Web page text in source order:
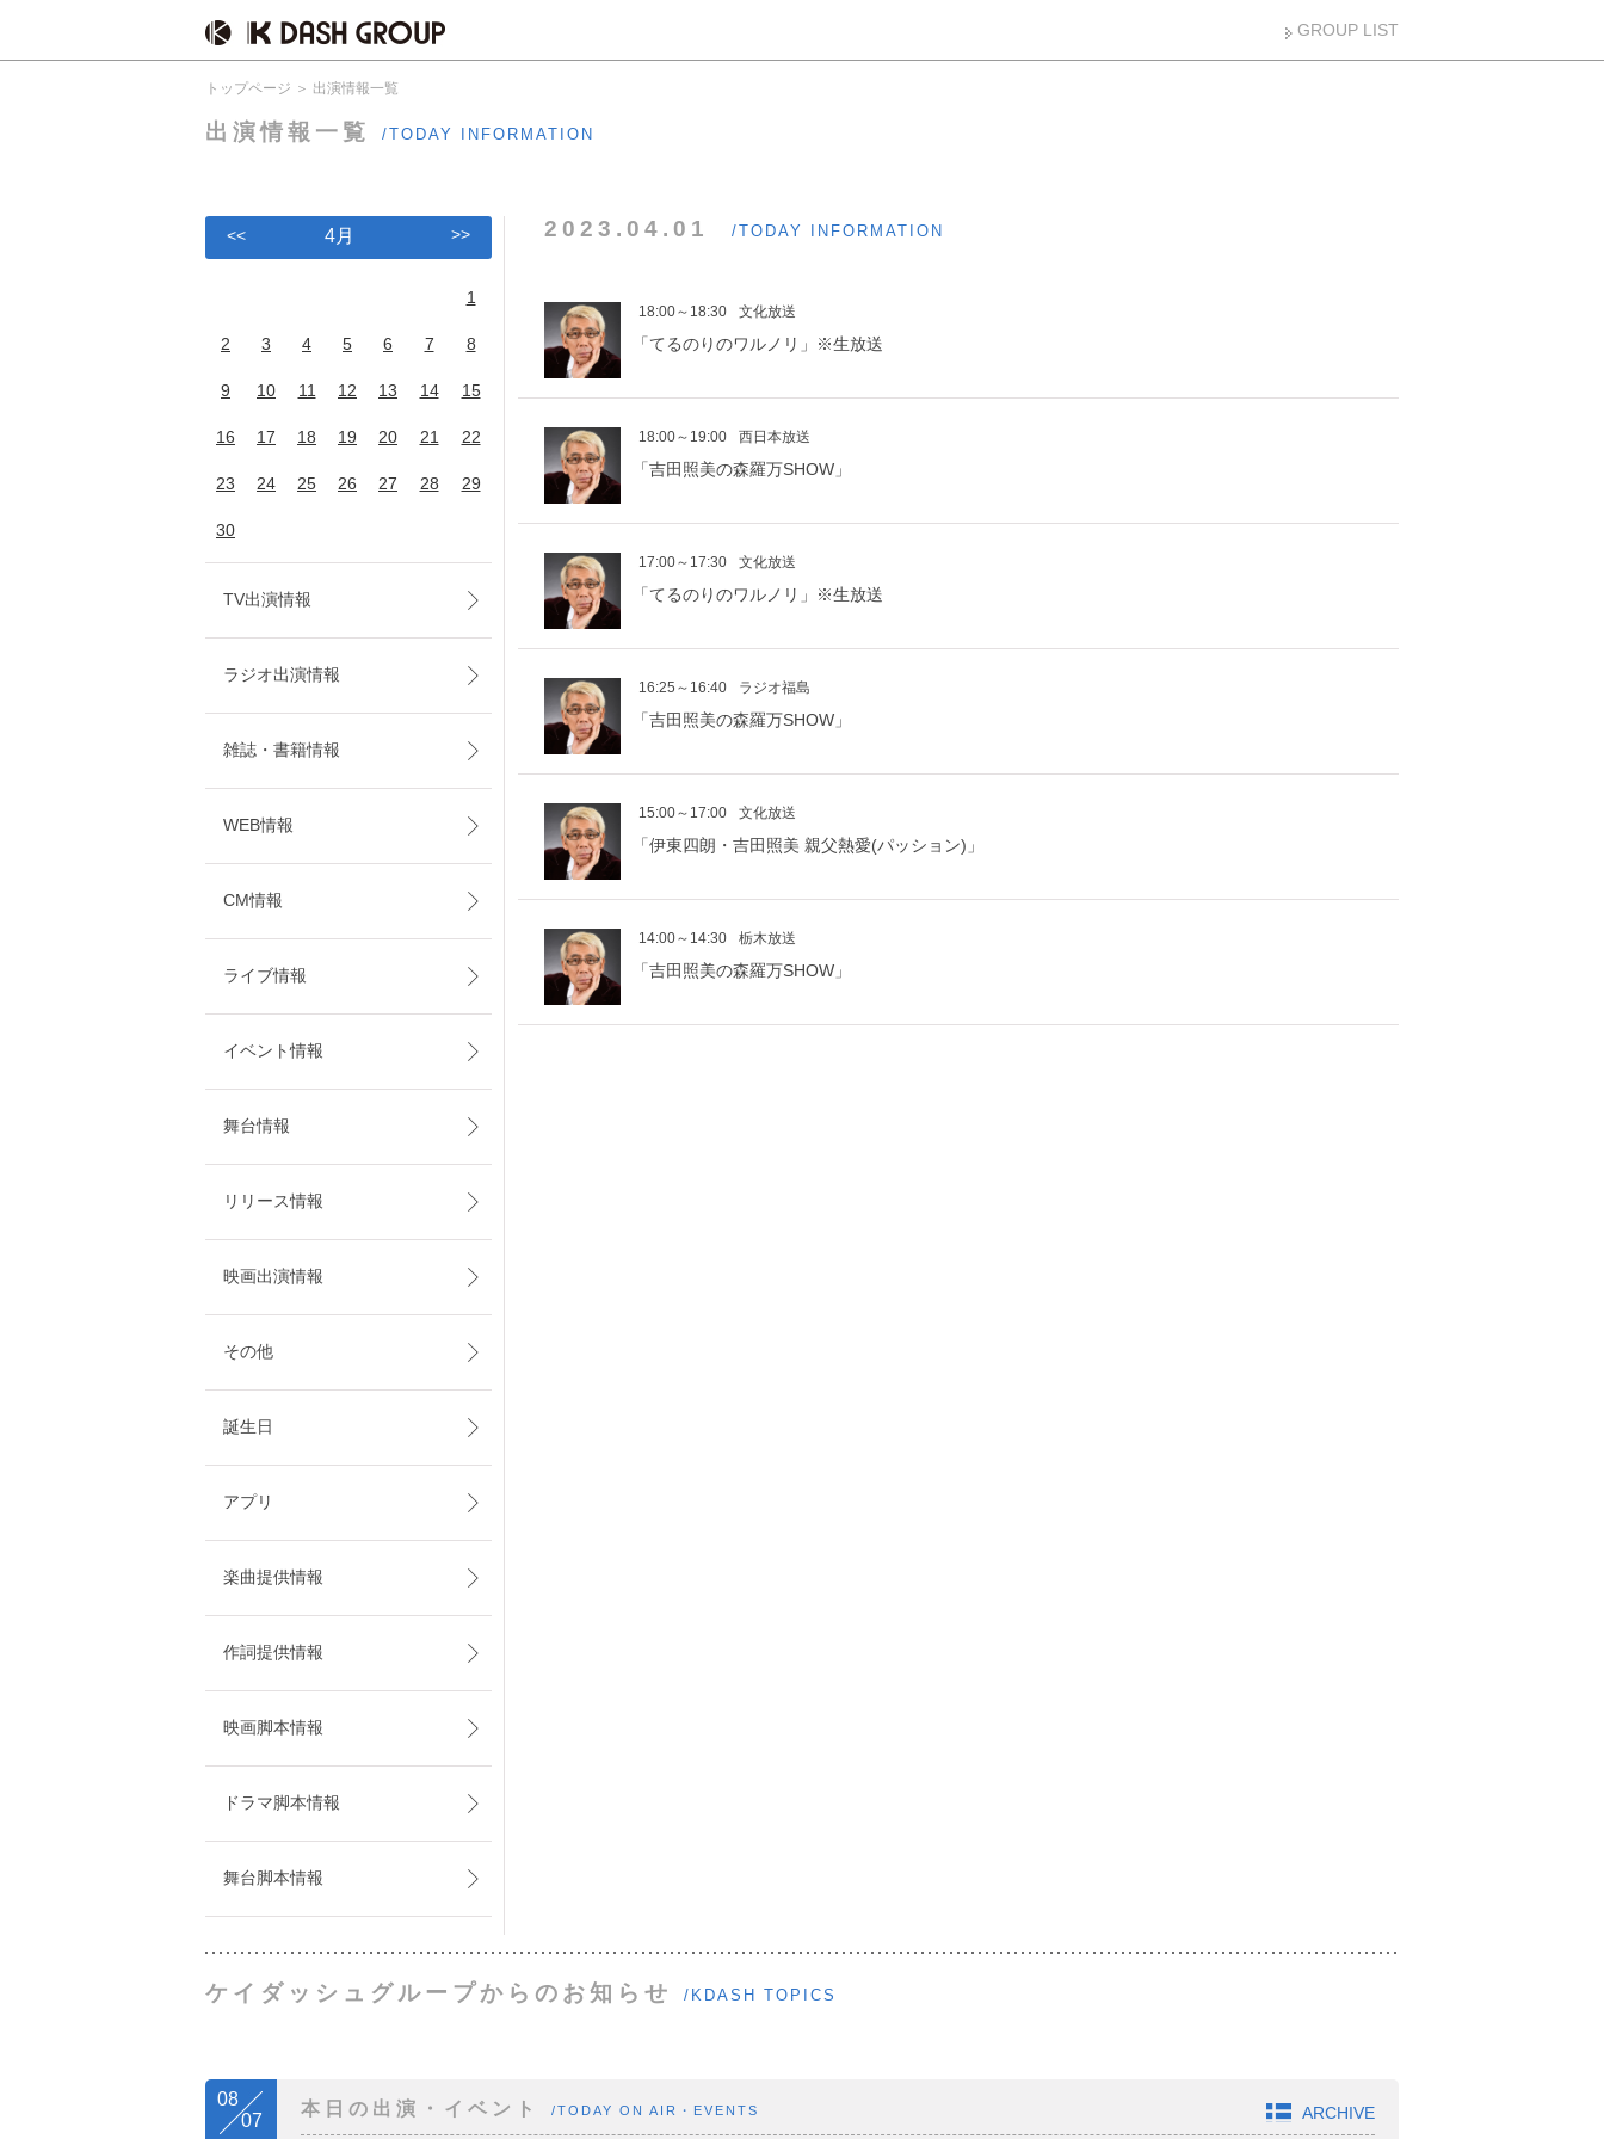
GROUP LIST
トップページ 出演情報一覧
出演情報一覧 /TODAY INFORMATION
2023.04.01 /TODAY INFORMATION
18:00～18:30 文化放送
「てるのりのワルノリ」※生放送
18:00～19:00 西日本放送
「吉田照美の森羅万SHOW」
17:00～17:30 文化放送
「てるのりのワルノリ」※生放送
16:25～16:40 ラジオ福島
「吉田照美の森羅万SHOW」
15:00～17:00 文化放送
「伊東四朗・吉田照美 親父熱愛(パッション)」
14:00～14:30 栃木放送
「吉田照美の森羅万SHOW」
<< 4月 >>
1
2 3 4 5 6 7 8
9 10 11 12 13 14 15
16 17 18 19 20 21 22
23 24 25 26 27 28 29
30
TV出演情報
ラジオ出演情報
雑誌・書籍情報
WEB情報
CM情報
ライブ情報
イベント情報
舞台情報
リリース情報
映画出演情報
その他
誕生日
アプリ
楽曲提供情報
作詞提供情報
映画脚本情報
ドラマ脚本情報
舞台脚本情報
ケイダッシュグループからのお知らせ /KDASH TOPICS
08
07
本日の出演・イベント /TODAY ON AIR・EVENTS ARCHIVE